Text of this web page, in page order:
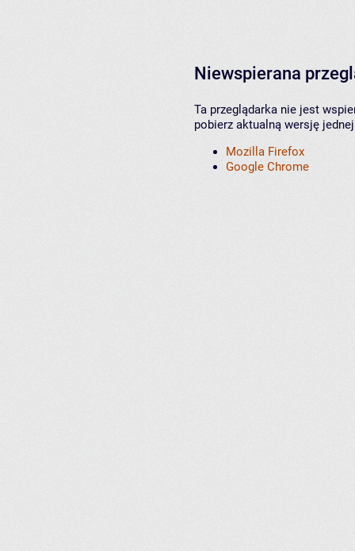
Niewspierana
Ta przeglądarka nie jest
pobierz aktualną wersję
Mozilla Firefox
Google Chrome